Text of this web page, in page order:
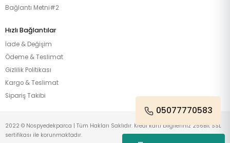
Bağlantı Metni#2
Hızlı Bağlantılar
İade & Değişim
Ödeme & Teslimat
Gizlilik Politikası
Kargo & Teslimat
Sipariş Takibi
05077770583
2022 © Nospyedekparca | Tüm Hakları Saklıdır. Kredi kartı bilgileriniz 256Bit SSL
sertifikası ile korunmaktadır.